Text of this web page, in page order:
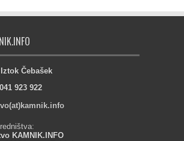
Iztok Čebašek
041 923 922
KAMNIK.INFO